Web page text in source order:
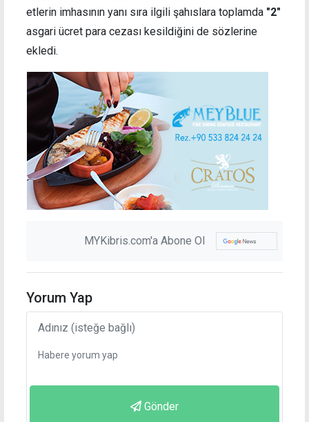
etlerin imhasının yanı sıra ilgili şahıslara toplamda "2"
asgari ücret para cezası kesildiğini de sözlerine
ekledi.
MYKibris.com'a Abone Ol
Yorum Yap
Gönder